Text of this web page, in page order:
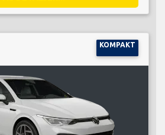
KOMPAKT